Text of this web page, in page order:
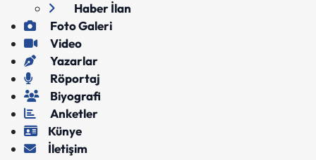
Haber İlan
Foto Galeri
Video
Yazarlar
Röportaj
Biyografi
Anketler
Künye
İletişim